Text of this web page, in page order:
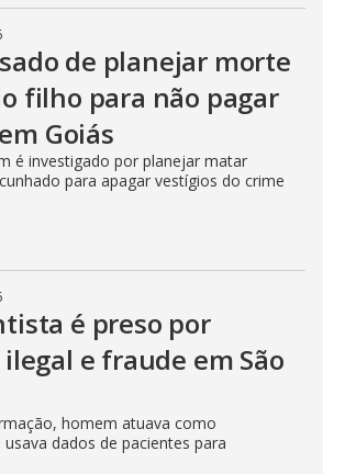
de planejar morte
filho para não pagar
Goiás
é investigado por planejar matar
para apagar vestígios do crime
é preso por
e fraude em São
homem atuava como
dados de pacientes para